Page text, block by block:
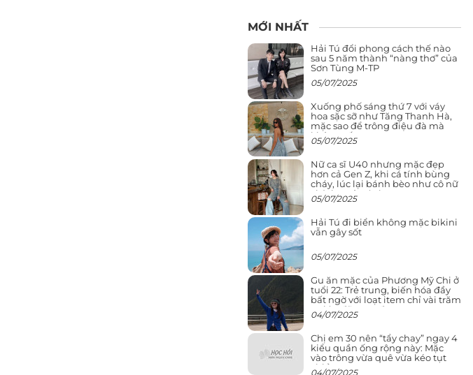
MỚI NHẤT
Hải Tú đổi phong cách thế nào
sau 5 năm thành “nàng thơ” của
Sơn Tùng M-TP
05/07/2025
Xuống phố sáng thứ 7 với váy
hoa sặc sỡ như Tăng Thanh Hà,
mặc sao để trông điệu đà mà
không sến
05/07/2025
Nữ ca sĩ U40 nhưng mặc đẹp
hơn cả Gen Z, khi cá tính bùng
cháy, lúc lại bánh bèo như cô nữ
chính ngôn tình
05/07/2025
Hải Tú đi biển không mặc bikini
vẫn gây sốt
05/07/2025
Gu ăn mặc của Phương Mỹ Chi ở
tuổi 22: Trẻ trung, biến hóa đầy
bất ngờ với loạt item chỉ vài trăm
nghìn đã mua được
04/07/2025
Chị em 30 nên “tẩy chay” ngay 4
kiểu quần ống rộng này: Mặc
vào trông vừa quê vừa kéo tụt
chiều cao
04/07/2025